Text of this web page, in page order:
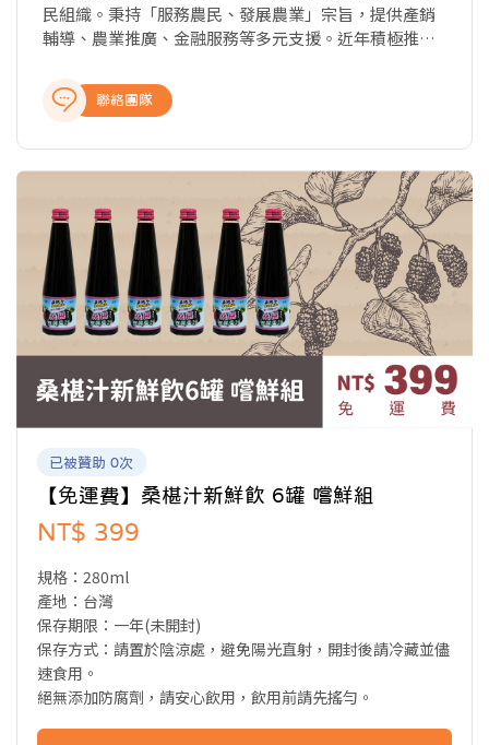
民組織。秉持「服務農民、發展農業」宗旨，提供產銷
輔導、農業推廣、金融服務等多元支援。近年積極推動
產，實現「地產地消」理念，為消費者把關食安，為農
民創造收益。
聯絡團隊
已被贊助 0次
【免運費】桑椹汁新鮮飲 6罐 嚐鮮組
NT$ 399
規格：280ml
產地：台灣
保存期限：一年(未開封)
保存方式：請置於陰涼處，避免陽光直射，開封後請冷藏並儘
速食用。
絕無添加防腐劑，請安心飲用，飲用前請先搖勻。